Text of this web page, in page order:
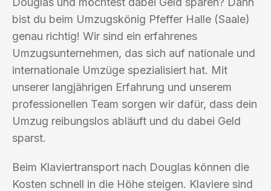
bist du beim Umzugskönig Pfeffer Halle (Saale)
genau richtig! Wir sind ein erfahrenes
Umzugsunternehmen, das sich auf nationale und
internationale Umzüge spezialisiert hat. Mit
unserer langjährigen Erfahrung und unserem
professionellen Team sorgen wir dafür, dass dein
Umzug reibungslos abläuft und du dabei Geld
sparst.
Beim Klaviertransport nach Douglas können die
Kosten schnell in die Höhe steigen. Klaviere sind